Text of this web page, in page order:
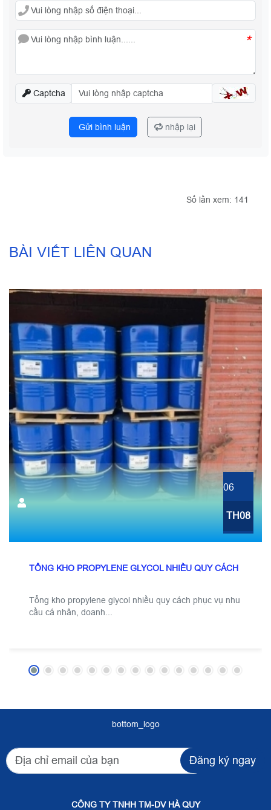
*
Captcha
Gửi bình luận nhập lại
Số lần xem: 141
BÀI VIẾT LIÊN QUAN
06
TH08
TỔNG KHO PROPYLENE GLYCOL NHIỀU QUY CÁCH
Tổng kho propylene glycol nhiều quy cách phục vụ nhu
cầu cá nhân, doanh...
bottom_logo
Đăng ký ngay
CÔNG TY TNHH TM-DV HÀ QUY